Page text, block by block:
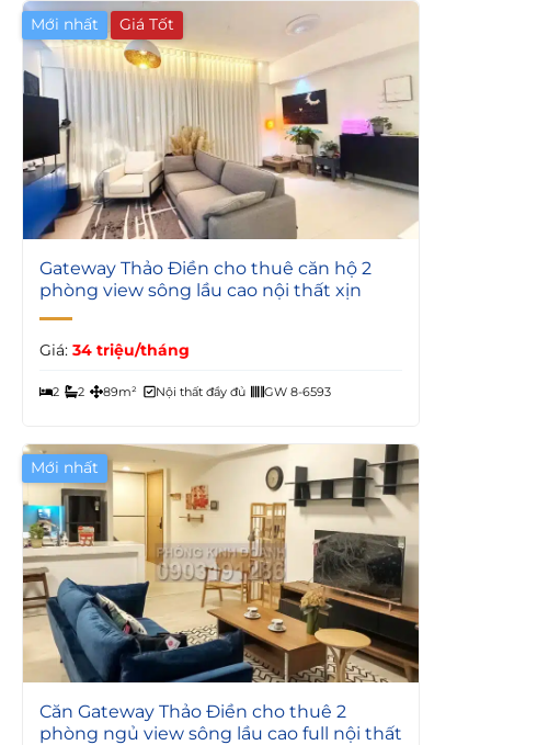
Mới nhất Giá Tốt
4
Gateway Thảo Điền cho thuê căn hộ 2
phòng view sông lầu cao nội thất xịn
Giá: 34 triệu/tháng
2 2 89m² Nội thất đầy đủ GW 8-6593
Mới nhất
6
Căn Gateway Thảo Điền cho thuê 2
phòng ngủ view sông lầu cao full nội thất